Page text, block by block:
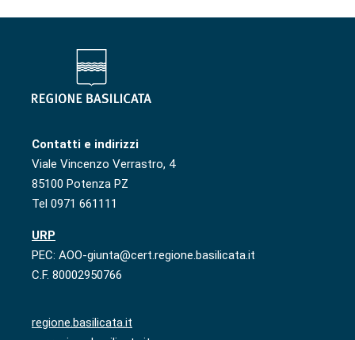
Contatti e indirizzi
Viale Vincenzo Verrastro, 4
85100 Potenza PZ
Tel 0971 661111
URP
PEC: AOO-giunta@cert.regione.basilicata.it
C.F. 80002950766
regione.basilicata.it